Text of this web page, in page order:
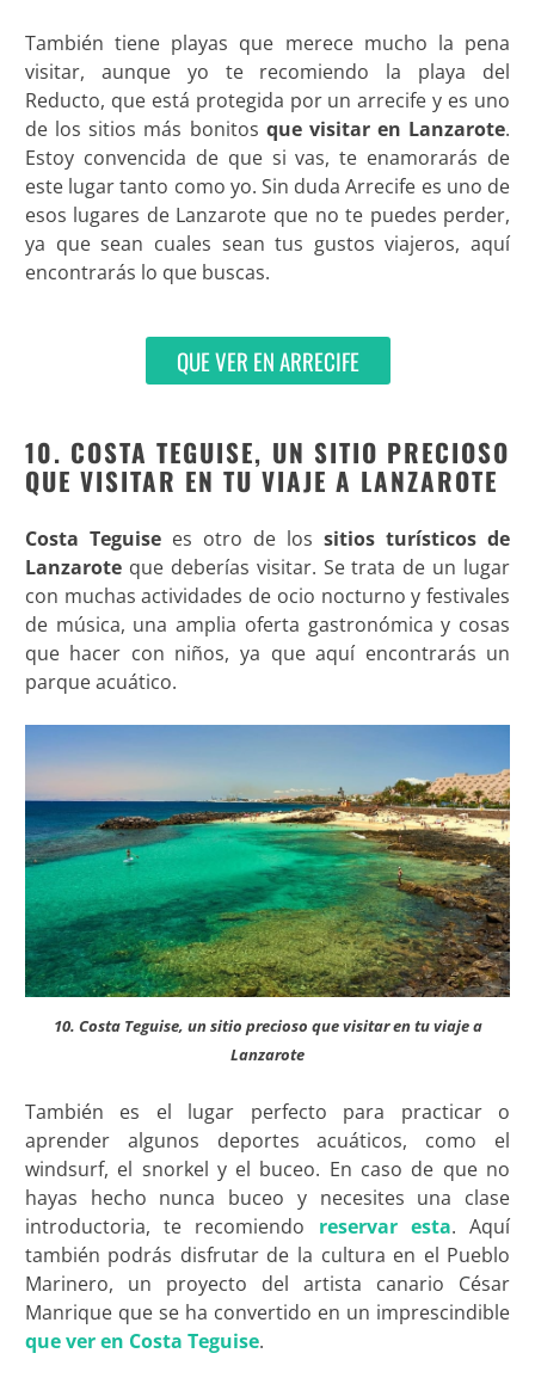
También tiene playas que merece mucho la pena
visitar, aunque yo te recomiendo la playa del
Reducto, que está protegida por un arrecife y es uno
de los sitios más bonitos que visitar en Lanzarote.
Estoy convencida de que si vas, te enamorarás de
este lugar tanto como yo. Sin duda Arrecife es uno de
esos lugares de Lanzarote que no te puedes perder,
ya que sean cuales sean tus gustos viajeros, aquí
encontrarás lo que buscas.
QUE VER EN ARRECIFE
10. COSTA TEGUISE, UN SITIO PRECIOSO
QUE VISITAR EN TU VIAJE A LANZAROTE
Costa Teguise es otro de lossitios turísticos de
Lanzaroteque deberías visitar. Se trata de un lugar
con muchas actividades de ocio nocturno y festivales
de música, una amplia oferta gastronómica y cosas
que hacer con niños, ya que aquí encontrarás un
parque acuático.
10. Costa Teguise, un sitio precioso que visitar en tu viaje a
Lanzarote
También es el lugar perfecto para practicar o
aprender algunos deportes acuáticos, como el
windsurf, el snorkel y el buceo. En caso de que no
hayas hecho nunca buceo y necesites una clase
introductoria, te recomiendo reservar esta. Aquí
también podrás disfrutar de la cultura en el Pueblo
Marinero, un proyecto del artista canario César
Manrique que se ha convertido en un imprescindible
que ver en Costa Teguise.